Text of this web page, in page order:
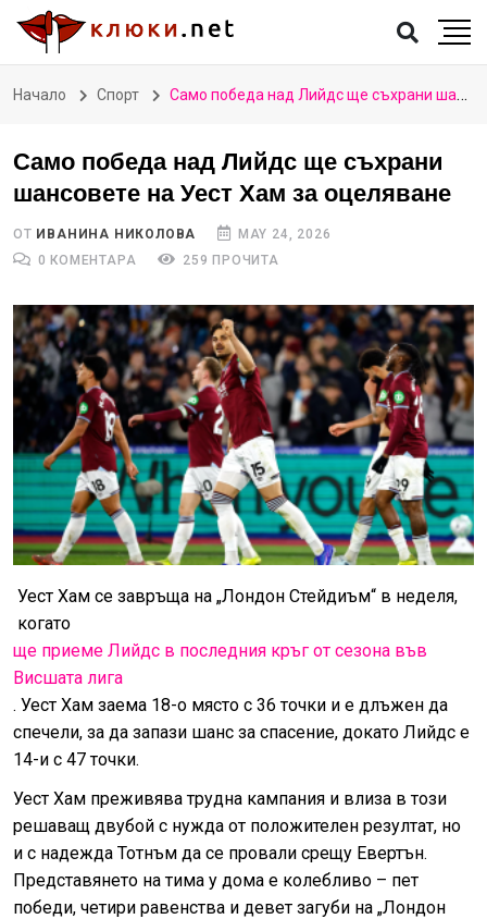
Начало Спорт Само победа над Лийдс ще съхрани шансовете на Уест Хам за оцеляване
Само победа над Лийдс ще съхрани
шансовете на Уест Хам за оцеляване
ОТ ИВАНИНА НИКОЛОВА
MAY 24, 2026
0 КОМЕНТАРА
259 ПРОЧИТА
Уест Хам се завръща на „Лондон Стейдиъм“ в неделя,
когато
ще приеме Лийдс в последния кръг от сезона във
Висшата лига
. Уест Хам заема 18-о място с 36 точки и е длъжен да
спечели, за да запази шанс за спасение, докато Лийдс е
14-и с 47 точки.
Уест Хам преживява трудна кампания и влиза в този
решаващ двубой с нужда от положителен резултат, но
и с надежда Тотнъм да се провали срещу Евертън.
Представянето на тима у дома е колебливо – пет
победи, четири равенства и девет загуби на „Лондон